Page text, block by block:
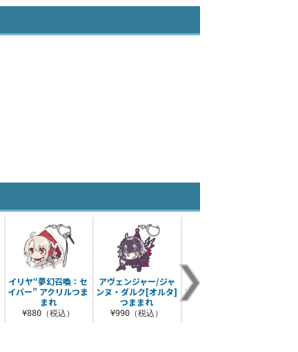
イリヤ“夢幻召喚：セ
イバー” アクリルつま
まれ
¥880（税込）
アヴェンジャー/ジャ
ンヌ・ダルク[オルタ]
つままれ
¥990（税込）
★限定★FGOソロモ
ン スカサハ 100cmタ